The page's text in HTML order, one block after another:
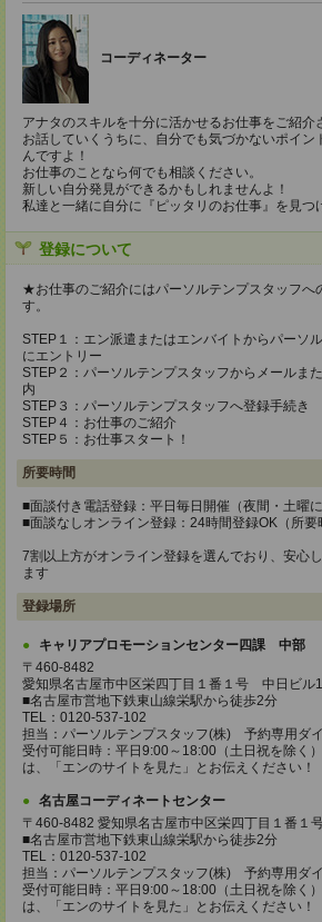
コーディネーター
アナタのスキルを十分に活かせるお仕事をご紹介
お話していくうちに、自分でも気づかないポイン
んですよ！
お仕事のことなら何でも相談ください。
新しい自分発見ができるかもしれませんよ！
私達と一緒に自分に『ピッタリのお仕事』を見つ
登録について
★お仕事のご紹介にはパーソルテンプスタッフへ
す。
STEP１：エン派遣またはエンバイトからパーソ
にエントリー
STEP２：パーソルテンプスタッフからメールま
内
STEP３：パーソルテンプスタッフへ登録手続き
STEP４：お仕事のご紹介
STEP５：お仕事スタート！
所要時間
■面談付き電話登録：平日毎日開催（夜間・土曜に
■面談なしオンライン登録：24時間登録OK（所要
7割以上方がオンライン登録を選んでおり、安心
ます
登録場所
キャリアプロモーションセンター四課 中部
〒460-8482
愛知県名古屋市中区栄四丁目１番１号 中日ビル
■名古屋市営地下鉄東山線栄駅から徒歩2分
TEL：0120-537-102
担当：パーソルテンプスタッフ(株) 予約専用ダ
受付可能日時：平日9:00～18:00（土日祝を除く
は、「エンのサイトを見た」とお伝えください！
名古屋コーディネートセンター
〒460-8482 愛知県名古屋市中区栄四丁目１番
■名古屋市営地下鉄東山線栄駅から徒歩2分
TEL：0120-537-102
担当：パーソルテンプスタッフ(株) 予約専用ダ
受付可能日時：平日9:00～18:00（土日祝を除く
は、「エンのサイトを見た」とお伝えください！